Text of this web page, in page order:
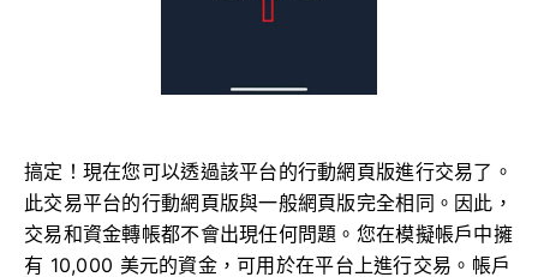
搞定！現在您可以透過該平台的行動網頁版進行交易了。
此交易平台的行動網頁版與一般網頁版完全相同。因此，
交易和資金轉帳都不會出現任何問題。您在模擬帳戶中擁
有 10,000 美元的資金，可用於在平台上進行交易。帳戶